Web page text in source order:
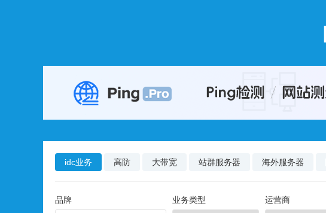
idc业务 高防 大带宽 站群服务器 海外服务器
品牌 业务类型 运营商